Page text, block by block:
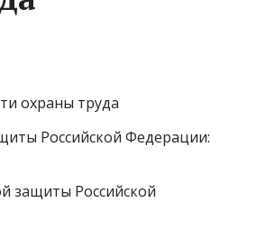
охраны труда
Российской Федерации:
защиты Российской